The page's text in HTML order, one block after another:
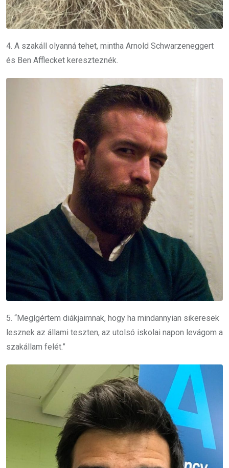
4. A szakáll olyanná tehet, mintha Arnold Schwarzeneggert
és Ben Afflecket kereszteznék.
5. “Megígértem diákjaimnak, hogy ha mindannyian sikeresek
lesznek az állami teszten, az utolsó iskolai napon levágom a
szakállam felét.”